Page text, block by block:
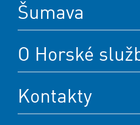
Šumava
O Horské
Kontakty